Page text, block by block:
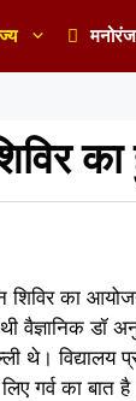
शिविर का
वैज्ञानिक डॉ
विद्यालय
गर्व का बात